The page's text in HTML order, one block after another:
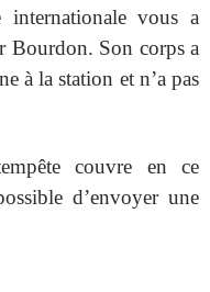
vous a
Bourdon. Son corps a
à la station et n’a pas
couvre en ce
d’envoyer une